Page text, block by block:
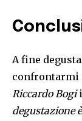
A fine
confrontarmi
Riccardo Bogi
degustazione